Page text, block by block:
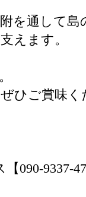
を通して島
えます。
ひご賞味く
090-9337-